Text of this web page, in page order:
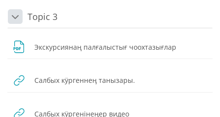
DaraltTopic 3
Экскурсиянаң палғалыстығ чоохтазығлар
Салбых кӱргеннеӊ танызары.
Салбых кӱргенінеңер видеоURL